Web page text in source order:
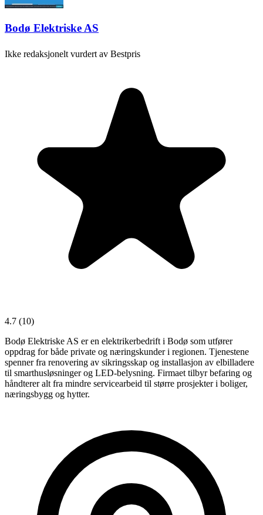
Bodø Elektriske AS
Ikke redaksjonelt vurdert av Bestpris
4.7 (10)
Bodø Elektriske AS er en elektrikerbedrift i Bodø som utfører
oppdrag for både private og næringskunder i regionen. Tjenestene
spenner fra renovering av sikringsskap og installasjon av elbilladere
til smarthusløsninger og LED-belysning. Firmaet tilbyr befaring og
håndterer alt fra mindre servicearbeid til større prosjekter i boliger,
næringsbygg og hytter.